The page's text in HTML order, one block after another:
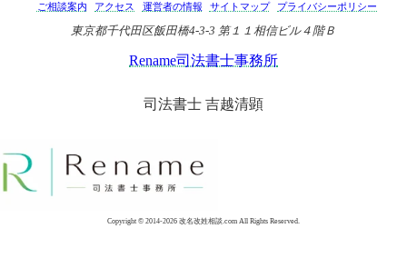
ご相談案内 アクセス 運営者の情報 サイトマップ プライバシーポリシー
東京都千代田区飯田橋4-3-3 第１１相信ビル４階Ｂ
Rename司法書士事務所
司法書士 吉越清顕
Copyright © 2014-2026 改名改姓相談.com All Rights Reserved.